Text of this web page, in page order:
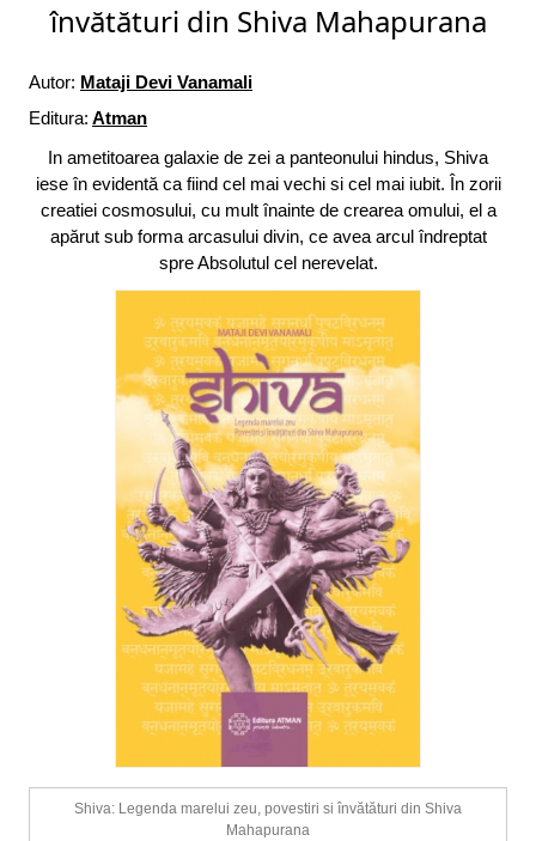
învătături din Shiva Mahapurana
Autor: Mataji Devi Vanamali
Editura: Atman
In ametitoarea galaxie de zei a panteonului hindus, Shiva
iese în evidentă ca fiind cel mai vechi si cel mai iubit. În zorii
creatiei cosmosului, cu mult înainte de crearea omului, el a
apărut sub forma arcasului divin, ce avea arcul îndreptat
spre Absolutul cel nerevelat.
Shiva: Legenda marelui zeu, povestiri si învătături din Shiva
Mahapurana